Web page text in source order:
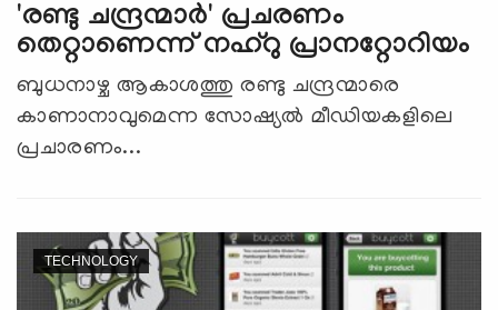
'രണ്ടു ചന്ദ്രന്മാര്‍' പ്രചരണം
തെറ്റാണെന്ന് നഹ്റു പ്രാനറ്റോറിയം
ബുധനാഴ്ച ആകാശത്തു രണ്ടു ചന്ദ്രന്മാരെ
കാണാനാവുമെന്ന സോഷ്യല്‍ മീഡിയകളിലെ
പ്രചാരണം...
TECHNOLOGY